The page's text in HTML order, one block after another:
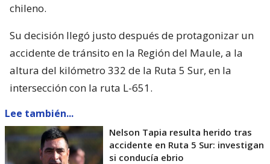
chileno.
Su decisión llegó justo después de protagonizar un
accidente de tránsito en la Región del Maule, a la
altura del kilómetro 332 de la Ruta 5 Sur, en la
intersección con la ruta L-651.
Lee también...
Nelson Tapia resulta herido tras
accidente en Ruta 5 Sur: investigan
si conducía ebrio